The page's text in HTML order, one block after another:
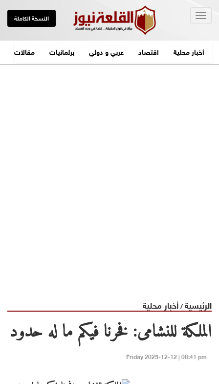
النسخة الكاملة
أخبار محلية اقتصاد عربي و دولي برلمانيات مقالات
الرئيسية/أخبار محلية
الملكة للنشامى: فخرنا فيكم ما له حدود
Friday 2025-12-12 | 08:41 pm